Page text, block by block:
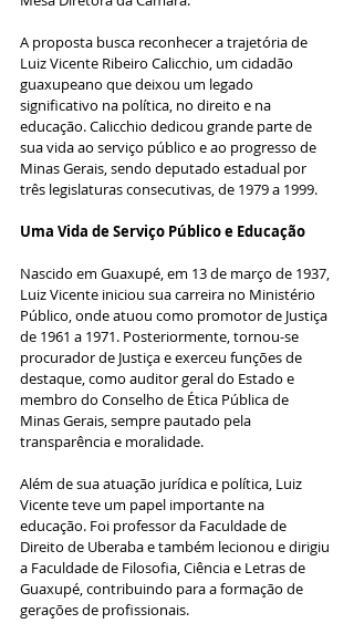
A proposta busca reconhecer a trajetória de
Luiz Vicente Ribeiro Calicchio, um cidadão
guaxupeano que deixou um legado
significativo na política, no direito e na
educação. Calicchio dedicou grande parte de
sua vida ao serviço público e ao progresso de
Minas Gerais, sendo deputado estadual por
três legislaturas consecutivas, de 1979 a 1999.
Uma Vida de Serviço Público e Educação
Nascido em Guaxupé, em 13 de março de 1937,
Luiz Vicente iniciou sua carreira no Ministério
Público, onde atuou como promotor de Justiça
de 1961 a 1971. Posteriormente, tornou-se
procurador de Justiça e exerceu funções de
destaque, como auditor geral do Estado e
membro do Conselho de Ética Pública de
Minas Gerais, sempre pautado pela
transparência e moralidade.
Além de sua atuação jurídica e política, Luiz
Vicente teve um papel importante na
educação. Foi professor da Faculdade de
Direito de Uberaba e também lecionou e dirigiu
a Faculdade de Filosofia, Ciência e Letras de
Guaxupé, contribuindo para a formação de
gerações de profissionais.